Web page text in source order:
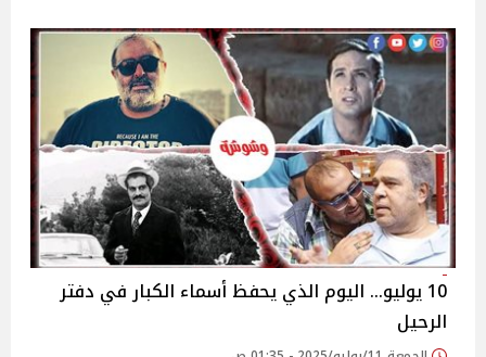
10 يوليو… اليوم الذي يحفظ أسماء الكبار في دفتر
الرحيل